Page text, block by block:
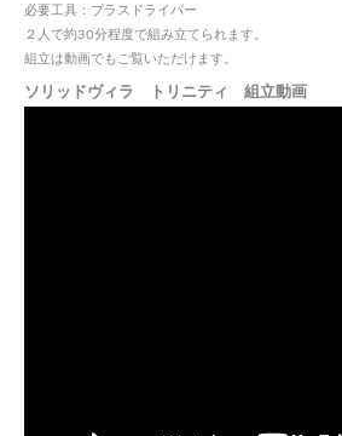
必要工具：プラスドライバー
２人で約30分程度で組み立てられます。
組立は動画でもご覧いただけます。
ソリッドヴィラ トリニティ 組立動画